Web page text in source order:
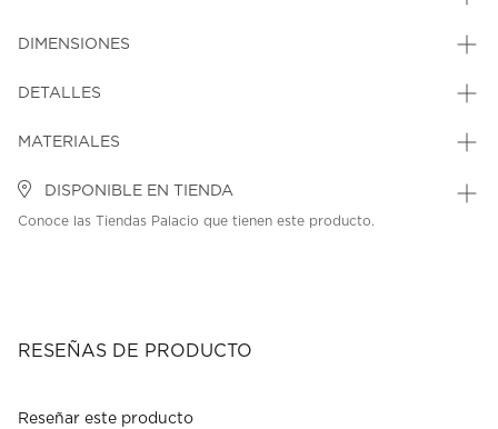
DIMENSIONES
DETALLES
MATERIALES
DISPONIBLE EN TIENDA
Conoce las Tiendas Palacio que tienen este producto.
RESEÑAS DE PRODUCTO
Reseñar este producto